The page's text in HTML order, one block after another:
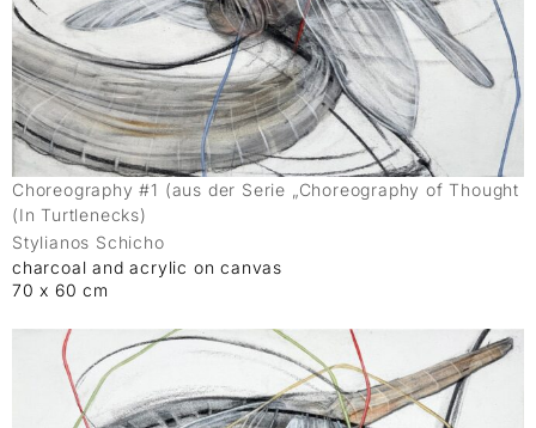
Choreography #1 (aus der Serie „Choreography of Thought
(In Turtlenecks)
Stylianos Schicho
charcoal and acrylic on canvas
70 x 60 cm